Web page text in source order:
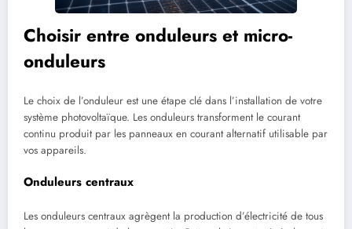
Choisir entre onduleurs et micro-
onduleurs
Le choix de l’onduleur est une étape clé dans l’installation de votre
système photovoltaïque. Les onduleurs transforment le courant
continu produit par les panneaux en courant alternatif utilisable par
vos appareils.
Onduleurs centraux
Les onduleurs centraux agrègent la production d’électricité de tous